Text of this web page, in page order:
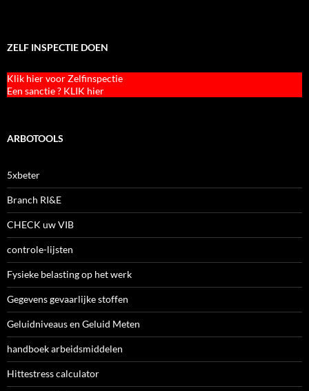
ZELF INSPECTIE DOEN
Klik hier voor Zelfinspectie
Een sanctie ? KLIK hier
ARBOTOOLS
5xbeter
Branch RI&E
CHECK uw VIB
controle-lijsten
Fysieke belasting op het werk
Gegevens gevaarlijke stoffen
Geluidniveaus en Geluid Meten
handboek arbeidsmiddelen
Hittestress calculator